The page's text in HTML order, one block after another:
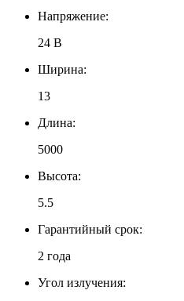
Напряжение:
24 В
Ширина:
13
Длина:
5000
Высота:
5.5
Гарантийный срок:
2 года
Угол излучения: